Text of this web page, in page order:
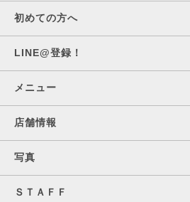
初めての方へ
LINE@登録！
メニュー
店舗情報
写真
ＳＴＡＦＦ